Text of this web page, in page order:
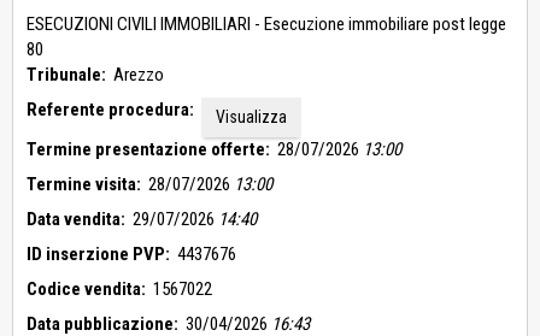
ESECUZIONI CIVILI IMMOBILIARI - Esecuzione immobiliare post legge
80
Tribunale: Arezzo
Referente procedura:
Visualizza
Termine presentazione offerte: 28/07/2026 13:00
Termine visita: 28/07/2026 13:00
Data vendita: 29/07/2026 14:40
ID inserzione PVP: 4437676
Codice vendita: 1567022
Data pubblicazione: 30/04/2026 16:43